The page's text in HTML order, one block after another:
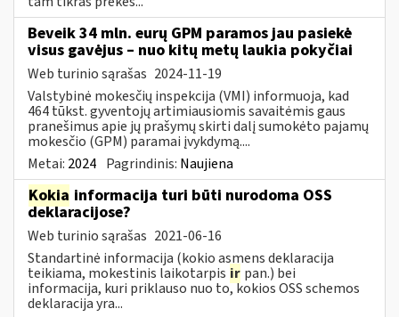
Beveik 34 mln. eurų GPM paramos jau pasiekė
visus gavėjus – nuo kitų metų laukia pokyčiai
Web turinio sąrašas 2024-11-19
Valstybinė mokesčių inspekcija (VMI) informuoja, kad
464 tūkst. gyventojų artimiausiomis savaitėmis gaus
pranešimus apie jų prašymų skirti dalį sumokėto pajamų
mokesčio (GPM) paramai įvykdymą....
Metai: 2024 Pagrindinis: Naujiena
Kokia informacija turi būti nurodoma OSS
deklaracijose?
Web turinio sąrašas 2021-06-16
Standartinė informacija (kokio asmens deklaracija
teikiama, mokestinis laikotarpis ir pan.) bei
informacija, kuri priklauso nuo to, kokios OSS schemos
deklaracija yra...